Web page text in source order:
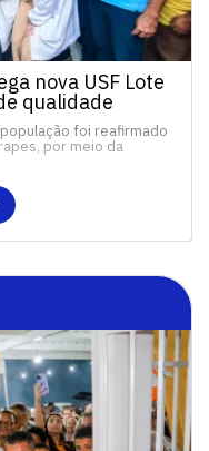
nova USF Lote
qualidade
foi reafirmado
por meio da